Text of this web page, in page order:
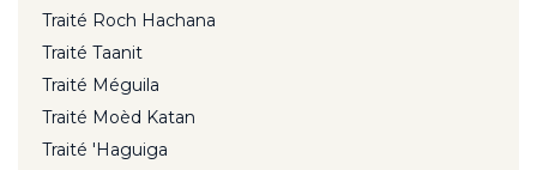
Traité Roch Hachana
Traité Taanit
Traité Méguila
Traité Moèd Katan
Traité 'Haguiga